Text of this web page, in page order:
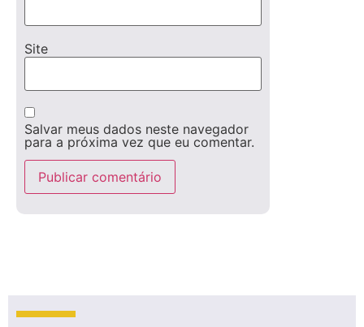
Site
Salvar meus dados neste navegador
para a próxima vez que eu comentar.